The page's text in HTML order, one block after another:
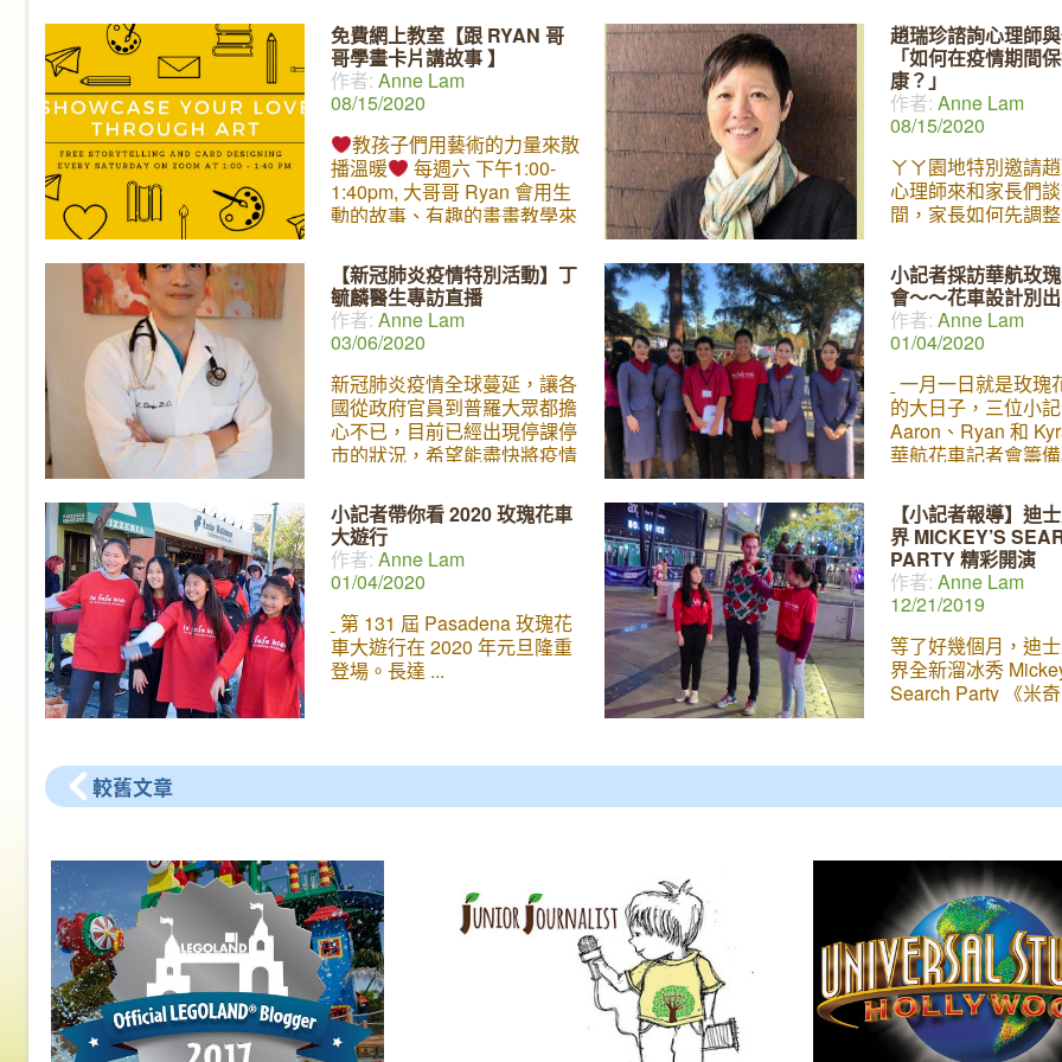
義。擁有一個美滿家庭的他，
將會和我們大家分享一些簡單
又容易實踐的方法，讓幸福成
為親子和家人之間一種持續的
感覺。11月21號 星期六晚上
7點 (PST), 我們ㄚㄚ園地
Facebook Live見!
的問題。 Dimitri 在
ㄧ直在學校及社區
教育防制活動，在
禁電子煙廣告
三週就獲得三萬人
也與參眾議員開會
的電子煙議題，目
美國癌症協會的活
Irene 為此活動的介
們談談談她與孩子
事。 郭葉珍老師是
銷書《我們,相伴不
者，有著最暖心的
媽」之稱, 她的 一
30萬顆媽媽的心, 引
相報導。 觀看直播
到: https://
免費網上教室【跟 RYAN 哥
哥學畫卡片講故事 】
作者: Anne Lam
08/15/2020
教孩子們用藝術的力量來散
播溫暖
每週六 下午1:00-
1:40pm, 大哥哥 Ryan 會用生
動的故事、有趣的畫畫教學來
Limestone Manor，獻上我們
的關懷。 如果無法上課也沒有
關係喔，只要在任何時間將畫
好的卡片或者圖畫
趙瑞珍諮詢心理師
「如何在疫情期間
康？」
作者: Anne Lam
08/15/2020
ㄚㄚ園地特別邀請
心理師來和家長們
間，家長如何先調
養和學習。
【新冠肺炎疫情特別活動】丁
毓麟醫生專訪直播
作者: Anne Lam
03/06/2020
新冠肺炎疫情全球蔓延，讓各
國從政府官員到普羅大眾都擔
心不已，目前已經出現停課停
市的狀況，希望能盡快將疫情
直緊貼事態發展，在上星期把
握機會與一位重要人物進行採
訪，就是在上個月擔任美國武
漢撤僑專機機長～～丁毓麟醫
師 Dr. J. Ting !
長的丁醫生是一位非常傑出與
特別的人物，這次美國由武漢
撤僑的專機也是由他負責駕
特約醫師，擁有多年豐富臨床
他和大家分享他的人生經歷，
美的經過，並分享有關防疫的
專業知識和重要資訊，更現場
接受觀眾的線上提問。
小記者採訪華航玫
會～～花車設計別
作者: Anne Lam
01/04/2020
一月一日就是玫瑰
的大日子，三位小
Aaron、Ryan 和
華航花車記者會籌
大獎將會花落誰家
航空公司再度參與
主題是「台灣築夢
(Dreams
小記者帶你看 2020 玫瑰花車
大遊行
作者: Anne Lam
01/04/2020
第 131 屆 Pasadena 玫瑰花
車大遊行在 2020 年元旦隆重
登場。長達
【小記者報導】迪
界 MICKEY’S
PARTY 精彩開演
作者: Anne Lam
12/21/2019
等了好幾個月，迪
界全新溜冰秀
Search Party 《米
Moana、美女與野
拉丁等精采卡通人
較舊文章